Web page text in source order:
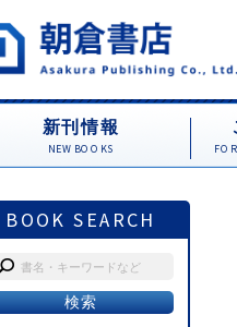
新刊情報
NEW BOOKS
BOOK SEARCH